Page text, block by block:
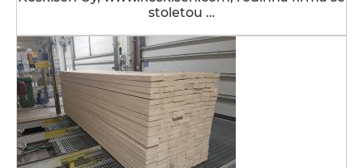
stoletou …